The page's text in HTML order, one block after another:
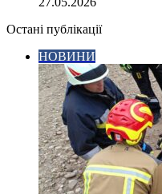
Остані публікації
НОВИНИ